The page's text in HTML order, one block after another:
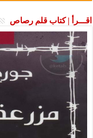
اقـــرأ | كتاب قلم رصاص